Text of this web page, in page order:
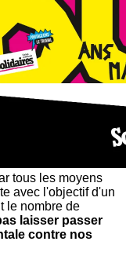
tous les moyens
avec l'objectif d'un
le nombre de
laisser passer
contre nos